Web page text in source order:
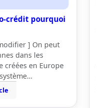
crédit pourquoi
] On peut
dans les
créées en Europe